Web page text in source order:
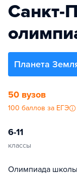
Санкт-
Планета
50 вузов
100 баллов за ЕГЭ
6-11
классы
Олимпиада